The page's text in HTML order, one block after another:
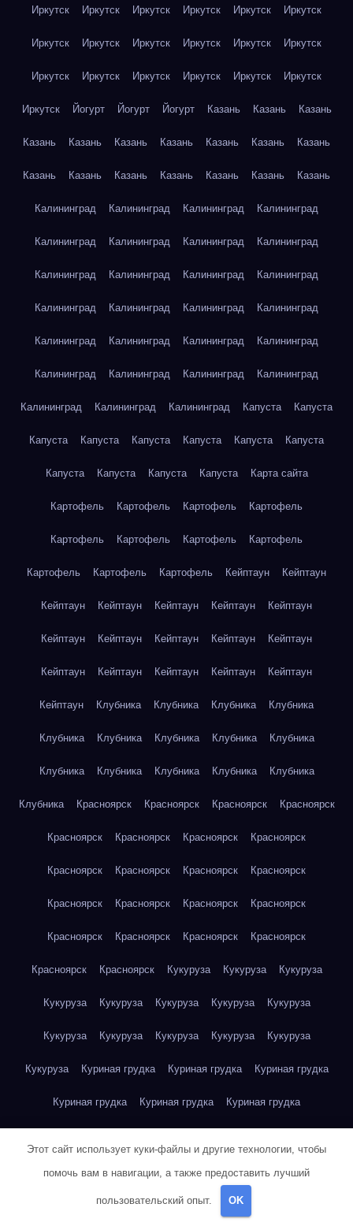
Иркутск Иркутск Иркутск Иркутск Иркутск Иркутск
Иркутск Иркутск Иркутск Иркутск Иркутск Иркутск
Иркутск Иркутск Иркутск Иркутск Иркутск Иркутск
Иркутск Йогурт Йогурт Йогурт Казань Казань Казань
Казань Казань Казань Казань Казань Казань Казань
Казань Казань Казань Казань Казань Казань Казань
Калининград Калининград Калининград Калининград
Калининград Калининград Калининград Калининград
Калининград Калининград Калининград Калининград
Калининград Калининград Калининград Калининград
Калининград Калининград Калининград Калининград
Калининград Калининград Калининград Калининград
Калининград Калининград Калининград Капуста Капуста
Капуста Капуста Капуста Капуста Капуста Капуста
Капуста Капуста Капуста Капуста Карта сайта
Картофель Картофель Картофель Картофель
Картофель Картофель Картофель Картофель
Картофель Картофель Картофель Кейптаун Кейптаун
Кейптаун Кейптаун Кейптаун Кейптаун Кейптаун
Кейптаун Кейптаун Кейптаун Кейптаун Кейптаун
Кейптаун Кейптаун Кейптаун Кейптаун Кейптаун
Кейптаун Клубника Клубника Клубника Клубника
Клубника Клубника Клубника Клубника Клубника
Клубника Клубника Клубника Клубника Клубника
Клубника Красноярск Красноярск Красноярск Красноярск
Красноярск Красноярск Красноярск Красноярск
Красноярск Красноярск Красноярск Красноярск
Красноярск Красноярск Красноярск Красноярск
Красноярск Красноярск Красноярск Красноярск
Красноярск Красноярск Кукуруза Кукуруза Кукуруза
Кукуруза Кукуруза Кукуруза Кукуруза Кукуруза
Кукуруза Кукуруза Кукуруза Кукуруза Кукуруза
Кукуруза Куриная грудка Куриная грудка Куриная грудка
Куриная грудка Куриная грудка Куриная грудка
Куриная грудка Куриная грудка Куриная грудка
Куриная грудка Куриная грудка Куриная грудка
Этот сайт использует куки-файлы и другие технологии, чтобы
помочь вам в навигации, а также предоставить лучший
пользовательский опыт. OK